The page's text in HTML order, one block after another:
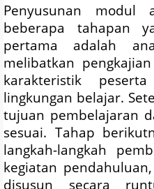
Penyusunan modul
beberapa tahapan
pertama adalah
melibatkan
karakteristik
lingkungan belajar.
tujuan pembelajaran
sesuai. Tahap
langkah-langkah
kegiatan
disusun secara